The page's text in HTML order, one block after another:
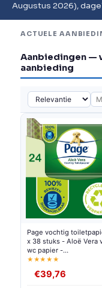
Augustus 2026),
ACTUELE
Aanbiedingen —
aanbieding
Page vochtig
x 38 stuks - Aloë Vera
wc papier -
voordeelverpakking
★★★★★
€39,76